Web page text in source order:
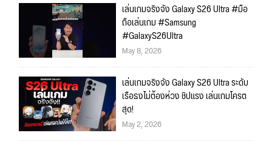
เล่นเกมจริงจัง Galaxy S26 Ultra #มือ
ถือเล่นเกม #Samsung
#GalaxyS26Ultra
May 8, 2026
เล่นเกมจริงจัง Galaxy S26 Ultra ระดับ
เรือธงไม่ต้องห่วง ชิปแรง เล่นเกมโครต
สุด!
May 2, 2026